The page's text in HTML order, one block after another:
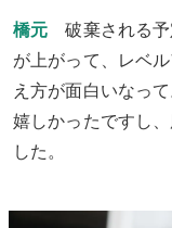
橋元 破棄される予
が上がって、レベ
え方が面白いなっ
嬉しかったですし
した。